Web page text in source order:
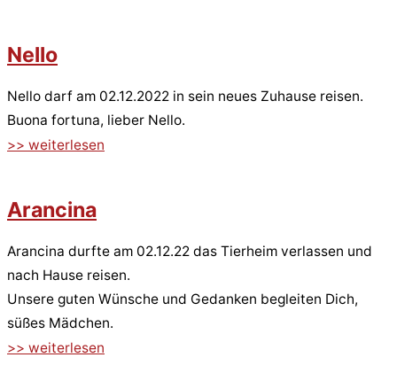
Nello
Nello darf am 02.12.2022 in sein neues Zuhause reisen.
Buona fortuna, lieber Nello.
>> weiterlesen
Arancina
Arancina durfte am 02.12.22 das Tierheim verlassen und
nach Hause reisen.
Unsere guten Wünsche und Gedanken begleiten Dich,
süßes Mädchen.
>> weiterlesen